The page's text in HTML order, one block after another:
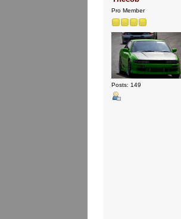
Pro Member
Posts: 149